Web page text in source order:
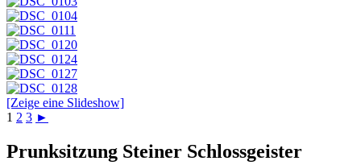
[Zeige eine Slideshow]
1 2 3 ►
Prunksitzung Steiner Schlossgeister